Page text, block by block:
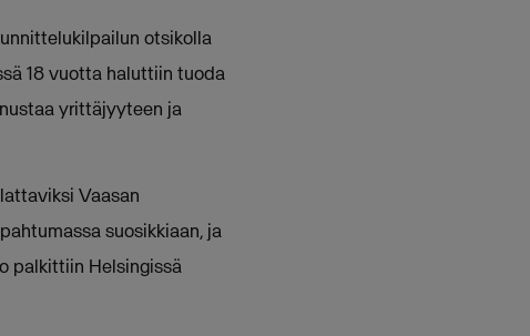
otsikolla
18 vuotta haluttiin tuoda
yrittäjyyteen ja
Vaasan
suosikkiaan, ja
palkittiin Helsingissä